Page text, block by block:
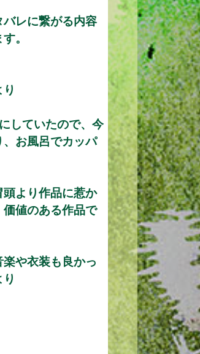
レに繋がる内容
。
していたので、今
お風呂でカッパ
より作品に惹か
値のある作品で
や衣装も良かっ